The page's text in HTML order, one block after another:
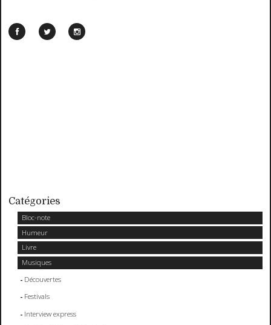
Catégories
Bloc-note
Humeur
Livre
Musiques
Découvertes
Festivals
Interview express